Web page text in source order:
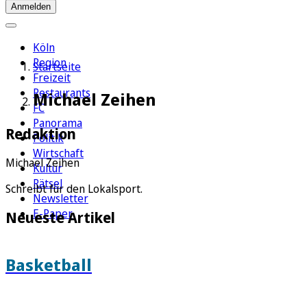
Anmelden
Köln
Region
Freizeit
Restaurants
FC
Panorama
Politik
Wirtschaft
Kultur
Rätsel
Newsletter
E-Paper
Startseite
Michael Zeihen
Redaktion
Michael Zeihen
Schreibt für den Lokalsport.
Neueste Artikel
Basketball